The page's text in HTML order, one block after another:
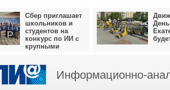
Сбер приглашает
школьников и
студентов на
конкурс по ИИ с
крупными
Информационно-